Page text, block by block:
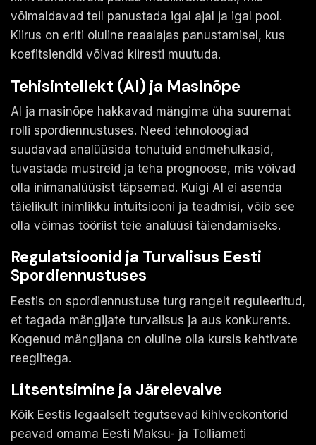
võimaldavad teil panustada igal ajal ja igal pool.
Kiirus on eriti oluline reaalajas panustamisel, kus
koefitsiendid võivad kiiresti muutuda.
Tehisintellekt (AI) ja Masinõpe
AI ja masinõpe hakkavad mängima üha suuremat
rolli spordiennustuses. Need tehnoloogiad
suudavad analüüsida tohutuid andmehulkasid,
tuvastada mustreid ja teha prognoose, mis võivad
olla inimanalüüsist täpsemad. Kuigi AI ei asenda
täielikult inimlikku intuitsiooni ja teadmisi, võib see
olla võimas tööriist teie analüüsi täiendamiseks.
Regulatsioonid ja Turvalisus Eesti
Spordiennustuses
Eestis on spordiennustuse turg rangelt reguleeritud,
et tagada mängijate turvalisus ja aus konkurents.
Kogenud mängijana on oluline olla kursis kehtivate
reeglitega.
Litsentsimine ja Järelevalve
Kõik Eestis legaalselt tegutsevad kihlveokontorid
peavad omama Eesti Maksu- ja Tolliameti